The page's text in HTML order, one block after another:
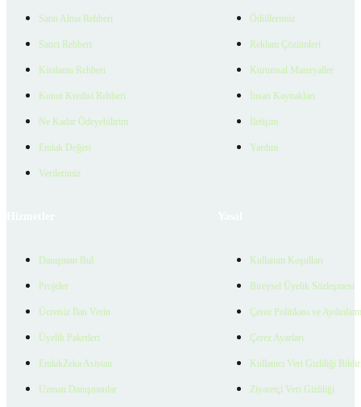
Satın Alma Rehberi
Satıcı Rehberi
Kiralama Rehberi
Konut Kredisi Rehberi
Ne Kadar Ödeyebilirim
Emlak Değeri
Verilerimiz
Ödüllerimiz
Reklam Çözümleri
Kurumsal Materyaller
İnsan Kaynakları
İletişim
Yardım
Danışman Bul
Projeler
Ücretsiz İlan Verin
Üyelik Paketleri
EmlakZeka Asistan
Uzman Danışmanlar
Kullanım Koşulları
Bireysel Üyelik Sözleşmesi
Çerez Politikası ve
Çerez Ayarları
Kullanıcı Veri Gizliliği
Ziyaretçi Veri Gizliliği